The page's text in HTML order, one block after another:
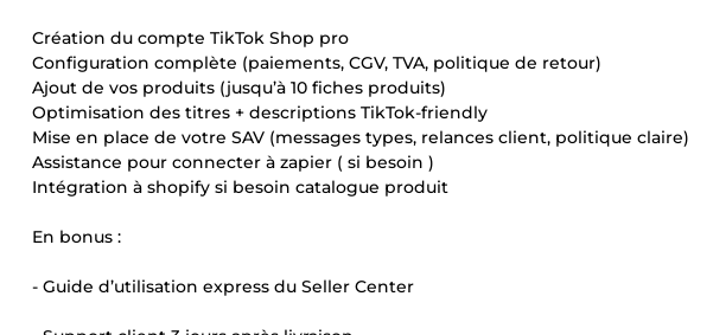
Création du compte TikTok Shop pro
Configuration complète (paiements, CGV, TVA, politique de retour)
Ajout de vos produits (jusqu’à 10 fiches produits)
Optimisation des titres + descriptions TikTok-friendly
Mise en place de votre SAV (messages types, relances client, politique claire)
Assistance pour connecter à zapier ( si besoin )
Intégration à shopify si besoin catalogue produit
En bonus :
- Guide d’utilisation express du Seller Center